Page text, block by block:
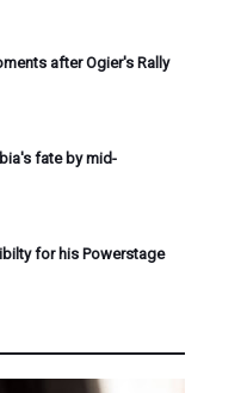
after Ogier's Rally
fate by mid-
for his Powerstage